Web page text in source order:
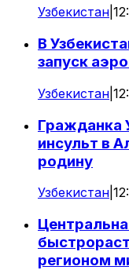
Узбекистан
В
запуск
Узбекистан
Гражданка
инсульт в
родину
Узбекистан
регионом